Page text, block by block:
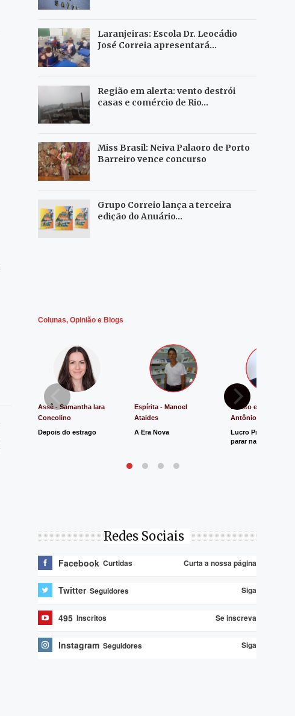
Laranjeiras: Escola Dr. Leocádio
José Correia apresentará…
Região em alerta: vento destrói
casas e comércio de Rio…
Miss Brasil: Neiva Palaoro de Porto
Barreiro vence concurso
Grupo Correio lança a terceira
edição do Anuário…
Colunas, Opinião e Blogs
Assê - Samantha Iara
Concolino
Depois do estrago
Espírita - Manoel
Ataides
A Era Nova
Direito e Justiça -
Antônio de Souza
Lucro Presumido
parar na Justiça
Redes Sociais
Facebook Curtidas Curta a nossa página
Twitter Seguidores Siga
495 Inscritos Se inscreva
Instagram Seguidores Siga